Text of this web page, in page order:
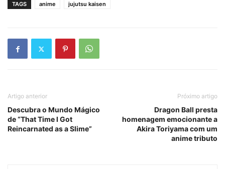
TAGS anime jujutsu kaisen
Artigo anterior
Descubra o Mundo Mágico
de “That Time I Got
Reincarnated as a Slime”
Próximo artigo
Dragon Ball presta
homenagem emocionante a
Akira Toriyama com um
anime tributo